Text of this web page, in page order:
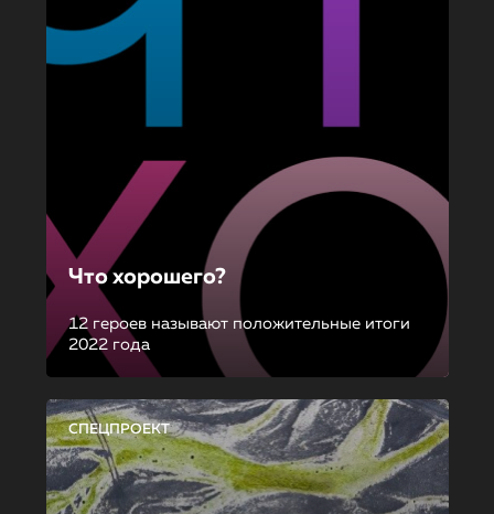
Что хорошего?
12 героев называют положительные итоги
2022 года
СПЕЦПРОЕКТ